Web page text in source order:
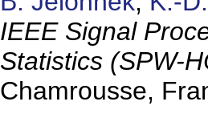
IEEE Signal
Statistics (SPW-
Chamrousse,